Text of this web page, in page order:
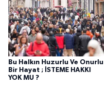
Bu Halkın Huzurlu Ve Onurlu
Bir Hayat ; İSTEME HAKKI
YOK MU ?